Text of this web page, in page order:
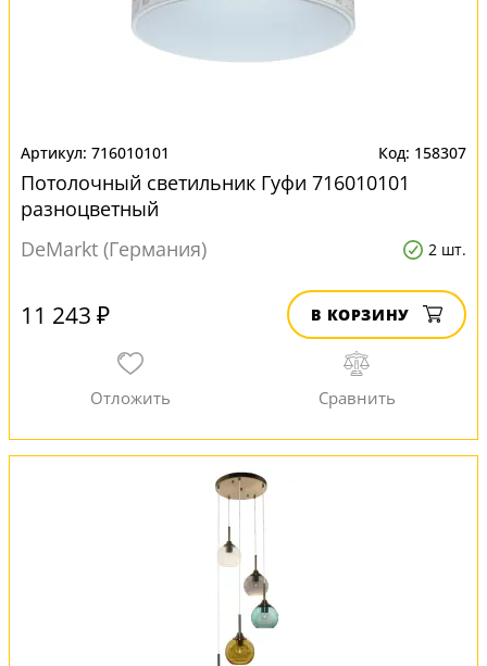
716010101 158307
Потолочный светильник Гуфи 716010101
разноцветный
DeMarkt (Германия)
2 шт.
11 243 ₽ В КОРЗИНУ